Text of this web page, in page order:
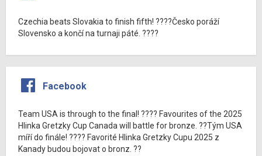
Czechia beats Slovakia to finish fifth! ????Česko poráží
Slovensko a končí na turnaji páté. ????
Facebook
Team USA is through to the final! ???? Favourites of the 2025
Hlinka Gretzky Cup Canada will battle for bronze. ??Tým USA
míří do finále! ???? Favorité Hlinka Gretzky Cupu 2025 z
Kanady budou bojovat o bronz. ??